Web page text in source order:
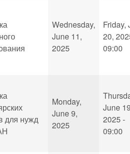
Wednesday,
June 11,
2025
Friday,
20,
09:00
для нужд
Monday,
June 9,
2025
June
2025 -
09:00